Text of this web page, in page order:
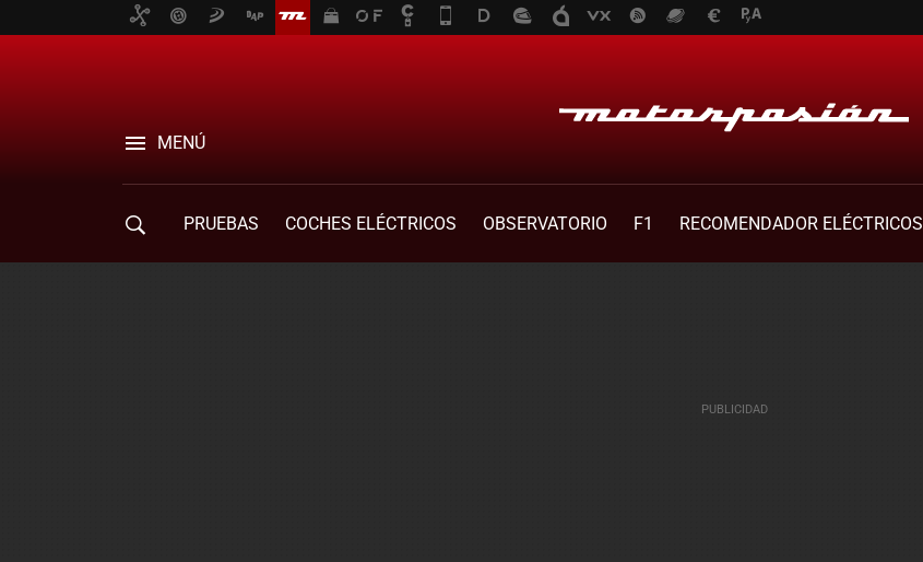
MENÚ
PRUEBAS COCHES ELÉCTRICOS OBSERVATORIO F1
RECOMENDADOR ELÉCTRICOS